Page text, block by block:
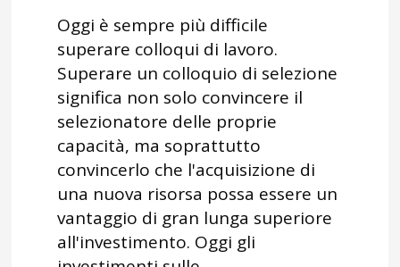
Oggi è sempre più difficile
superare colloqui di lavoro.
Superare un colloquio di selezione
significa non solo convincere il
selezionatore delle proprie
capacità, ma soprattutto
convincerlo che l'acquisizione di
una nuova risorsa possa essere un
vantaggio di gran lunga superiore
all'investimento. Oggi gli